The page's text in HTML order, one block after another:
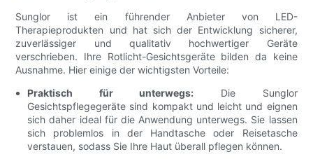
Sunglor ist ein führender Anbieter von LED-
Therapieprodukten und hat sich der Entwicklung sicherer,
zuverlässiger und qualitativ hochwertiger Geräte
verschrieben. Ihre Rotlicht-Gesichtsgeräte bilden da keine
Ausnahme. Hier einige der wichtigsten Vorteile:
Praktisch für unterwegs: Die Sunglor
Gesichtspflegegeräte sind kompakt und leicht und eignen
sich daher ideal für die Anwendung unterwegs. Sie lassen
sich problemlos in der Handtasche oder Reisetasche
verstauen, sodass Sie Ihre Haut überall pflegen können.